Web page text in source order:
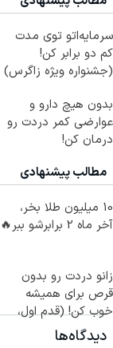
سرمایه‌اتو توی مدت
کم دو برابر کن!
(جشنواره ویژه زاگرس)
بدون هیچ دارو و
عوارضی کمر دردت رو
درمان کن!
مطالب پیشنهادی
10 میلیون طلا بخر،
آخر ماه 2 برابرشو ببر🔥
زانو دردت رو بدون
قرص برای همیشه
خوب کن! (قدم اول،
پرسش‌نامه)
دیدگاه‌ها